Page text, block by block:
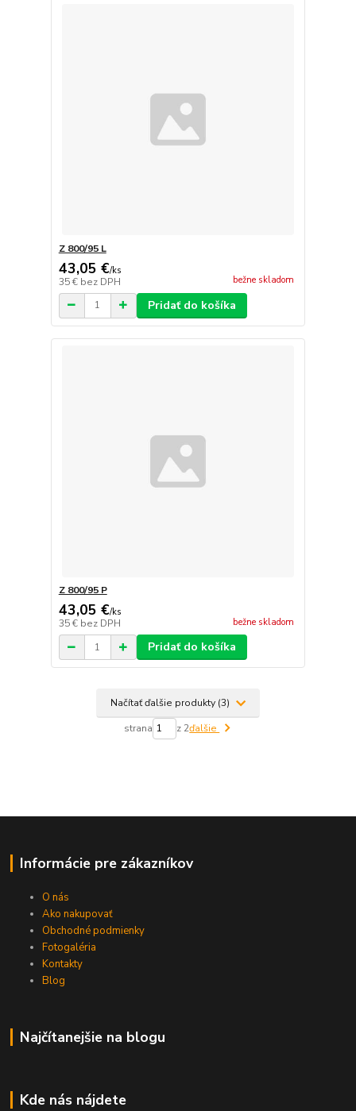
Z 800/95 L
43,05 €/ks
35 € bez DPH bežne skladom
Pridať do košíka
Z 800/95 P
43,05 €/ks
35 € bez DPH bežne skladom
Pridať do košíka
Načítať ďalšie produkty (3)
strana z 2ďalšie
Informácie pre zákazníkov
O nás
Ako nakupovať
Obchodné podmienky
Fotogaléria
Kontakty
Blog
Najčítanejšie na blogu
Kde nás nájdete